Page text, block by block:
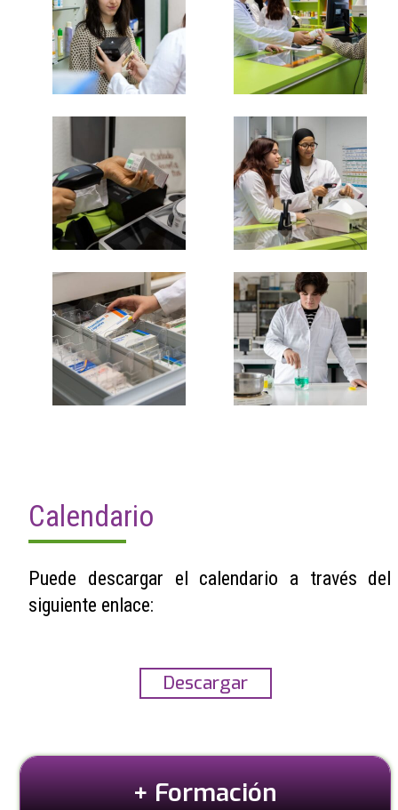
Calendario
Puede descargar el calendario a través del
siguiente enlace:
Descargar
+ Formación